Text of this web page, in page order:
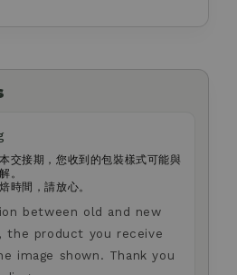
交接期，您收到的包裝樣式可能與
。
時間，請放心。
between old and new
the product you receive
image shown. Thank you